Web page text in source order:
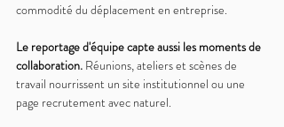
commodité du déplacement en entreprise.
Le reportage d'équipe capte aussi les moments de
collaboration. Réunions, ateliers et scènes de
travail nourrissent un site institutionnel ou une
page recrutement avec naturel.